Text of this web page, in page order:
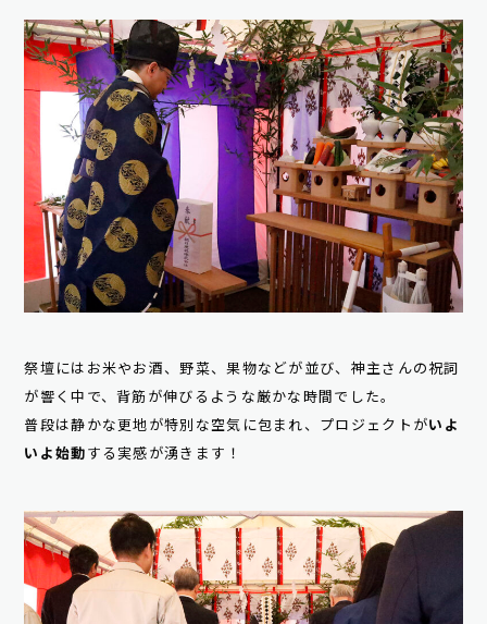
祭壇にはお米やお酒、野菜、果物などが並び、神主さんの祝詞
が響く中で、背筋が伸びるような厳かな時間でした。
普段は静かな更地が特別な空気に包まれ、プロジェクトがいよ
いよ始動 する実感が湧きます！